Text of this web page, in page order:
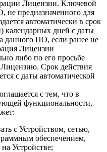
Лицензии. Ключевой
не предназначенного для
автоматически в срок
календарных дней с даты
данного ПО, если ранее не
Лицензии
либо по его просьбе
Срок действия
с даты автоматической
с тем, что в
функциональности,
с Устройством, сетью,
обеспечением,
Устройстве;